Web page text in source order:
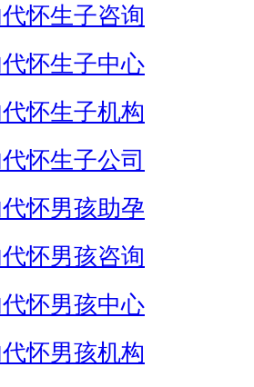
怀生子咨询
代怀生子中心
怀生子机构
怀生子公司
怀男孩助孕
怀男孩咨询
代怀男孩中心
怀男孩机构